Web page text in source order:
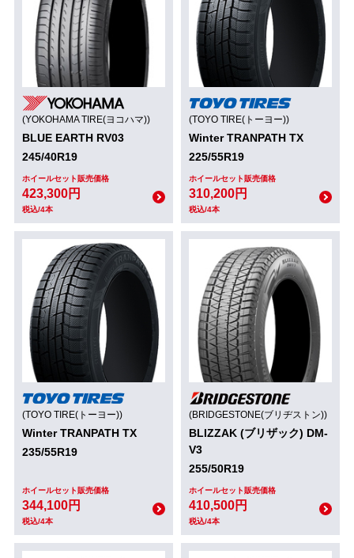
(YOKOHAMA TIRE(ヨコハマ))
BLUE EARTH RV03
245/40R19
ホイールセット販売価格
423,300円
税込/4本
(TOYO TIRE(トーヨー))
Winter TRANPATH TX
225/55R19
ホイールセット販売価格
310,200円
税込/4本
(TOYO TIRE(トーヨー))
Winter TRANPATH TX
235/55R19
ホイールセット販売価格
344,100円
税込/4本
(BRIDGESTONE(ブリヂストン))
BLIZZAK (ブリザック) DM-
V3
255/50R19
ホイールセット販売価格
410,500円
税込/4本